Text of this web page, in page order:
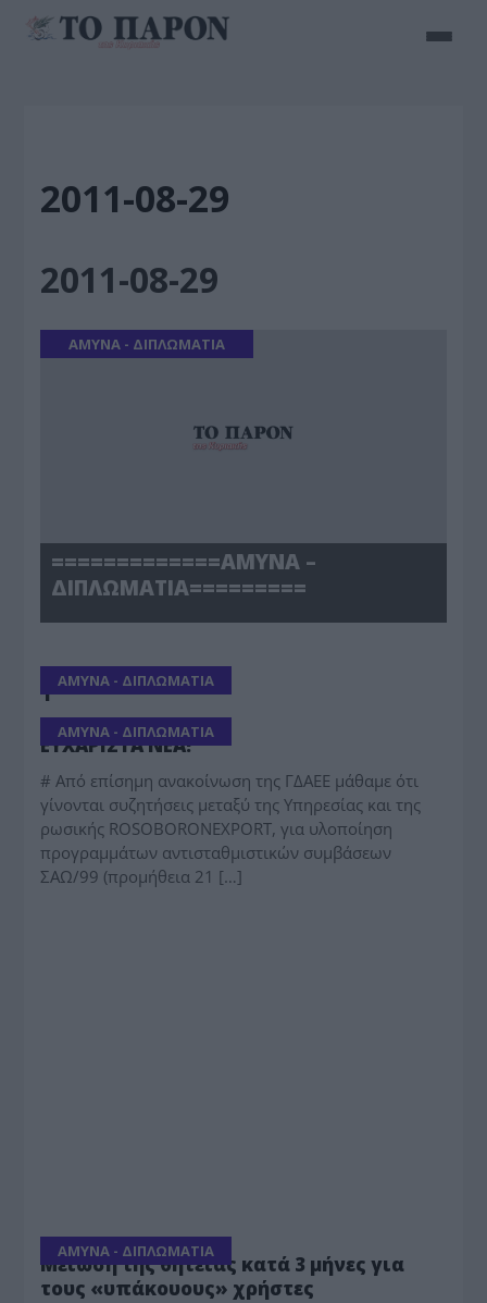
2011-08-29
2011-08-29
ΑΜΥΝΑ - ΔΙΠΛΩΜΑΤΙΑ
=============ΑΜΥΝΑ –
ΔΙΠΛΩΜΑΤΙΑ=========
ΑΜΥΝΑ - ΔΙΠΛΩΜΑΤΙΑ
1
ΑΜΥΝΑ - ΔΙΠΛΩΜΑΤΙΑ
ΕΥΧΑΡΙΣΤΑ ΝΕΑ!
# Από επίσημη ανακοίνωση της ΓΔΑΕΕ μάθαμε ότι
γίνονται συζητήσεις μεταξύ της Υπηρεσίας και της
ρωσικής ROSOBORONEXPORT, για υλοποίηση
προγραμμάτων αντισταθμιστικών συμβάσεων
ΣΑΩ/99 (προμήθεια 21 […]
ΑΜΥΝΑ - ΔΙΠΛΩΜΑΤΙΑ
Μείωση της θητείας κατά 3 μήνες για
τους «υπάκουους» χρήστες